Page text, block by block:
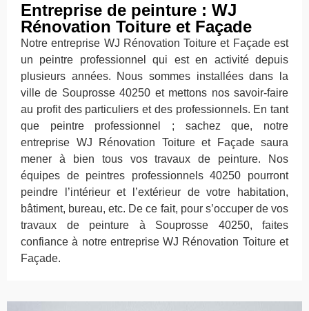
Entreprise de peinture : WJ
Rénovation Toiture et Façade
Notre entreprise WJ Rénovation Toiture et Façade est
un peintre professionnel qui est en activité depuis
plusieurs années. Nous sommes installées dans la
ville de Souprosse 40250 et mettons nos savoir-faire
au profit des particuliers et des professionnels. En tant
que peintre professionnel ; sachez que, notre
entreprise WJ Rénovation Toiture et Façade saura
mener à bien tous vos travaux de peinture. Nos
équipes de peintres professionnels 40250 pourront
peindre l’intérieur et l’extérieur de votre habitation,
bâtiment, bureau, etc. De ce fait, pour s’occuper de vos
travaux de peinture à Souprosse 40250, faites
confiance à notre entreprise WJ Rénovation Toiture et
Façade.